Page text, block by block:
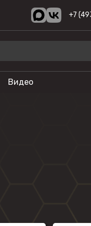
+7
Видео